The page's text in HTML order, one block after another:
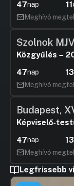
47nap 11
Meghívó
Szolnok
Közgyűlés –
47nap 13
Meghívó
Budapest,
Képviselő-
47nap 13
Meghívó
Legfrissebb